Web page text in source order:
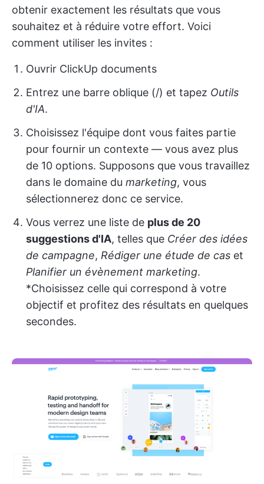
obtenir exactement les résultats que vous
souhaitez et à réduire votre effort. Voici
comment utiliser les invites :
Ouvrir ClickUp documents
Entrez une barre oblique (/) et tapez Outils
d'IA.
Choisissez l'équipe dont vous faites partie
pour fournir un contexte — vous avez plus
de 10 options. Supposons que vous travaillez
dans le domaine du marketing, vous
sélectionnerez donc ce service.
Vous verrez une liste de plus de 20
suggestions d'IA, telles que Créer des idées
de campagne, Rédiger une étude de cas et
Planifier un évènement marketing.
*Choisissez celle qui correspond à votre
objectif et profitez des résultats en quelques
secondes.